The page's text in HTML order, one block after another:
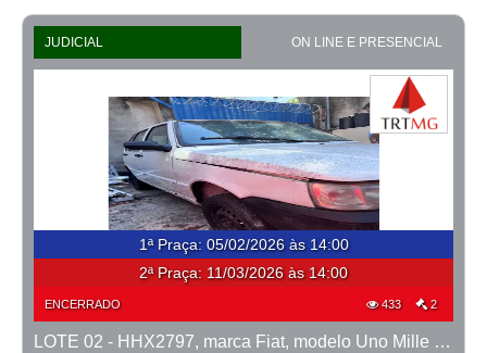
JUDICIAL ON LINE E PRESENCIAL
1ª Praça: 05/02/2026 às 14:00
2ª Praça: 11/03/2026 às 14:00
ENCERRADO 433 2
LOTE 02 - HHX2797, marca Fiat, modelo Uno Mille Fire Flex, ano 2008/2008